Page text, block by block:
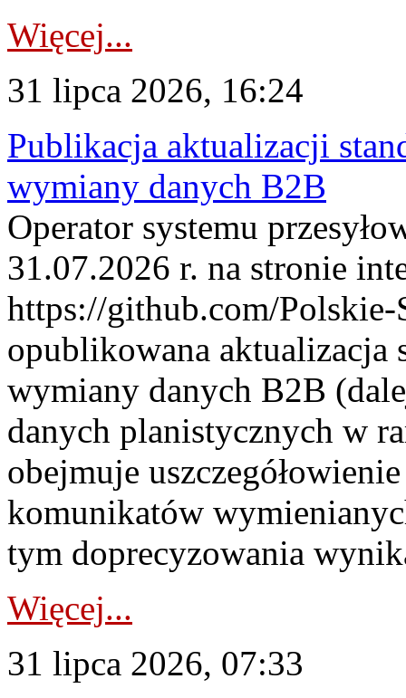
Więcej...
31 lipca 2026, 16:24
Publikacja aktualizacji
wymiany danych B2B
Operator systemu
31.07.2026 r. na stronie
https://github.com/Polskie-
opublikowana aktualizacja
wymiany danych B2B
danych planistycznych w
obejmuje
komunikatów
tym doprecyzowania
Więcej...
31 lipca 2026, 07:33